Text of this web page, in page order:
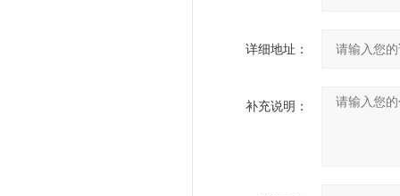
详细地址：
补充说明：